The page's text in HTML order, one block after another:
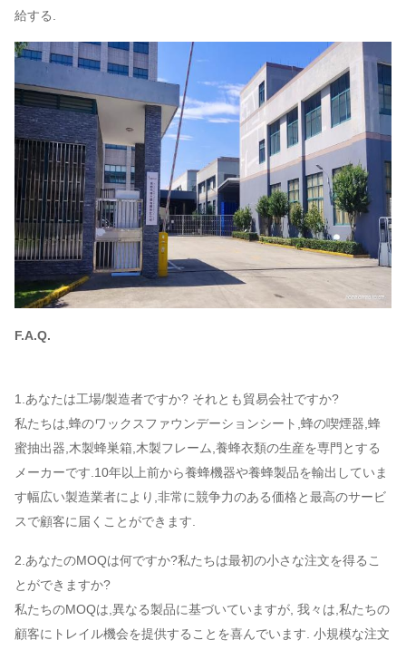
給する.
F.A.Q.
1.あなたは工場/製造者ですか? それとも貿易会社ですか?
私たちは,蜂のワックスファウンデーションシート,蜂の喫煙器,蜂
蜜抽出器,木製蜂巣箱,木製フレーム,養蜂衣類の生産を専門とする
メーカーです.10年以上前から養蜂機器や養蜂製品を輸出していま
す幅広い製造業者により,非常に競争力のある価格と最高のサービ
スで顧客に届くことができます.
2.あなたのMOQは何ですか?私たちは最初の小さな注文を得るこ
とができますか?
私たちのMOQは,異なる製品に基づいていますが, 我々は,私たちの
顧客にトレイル機会を提供することを喜んでいます. 小規模な注文